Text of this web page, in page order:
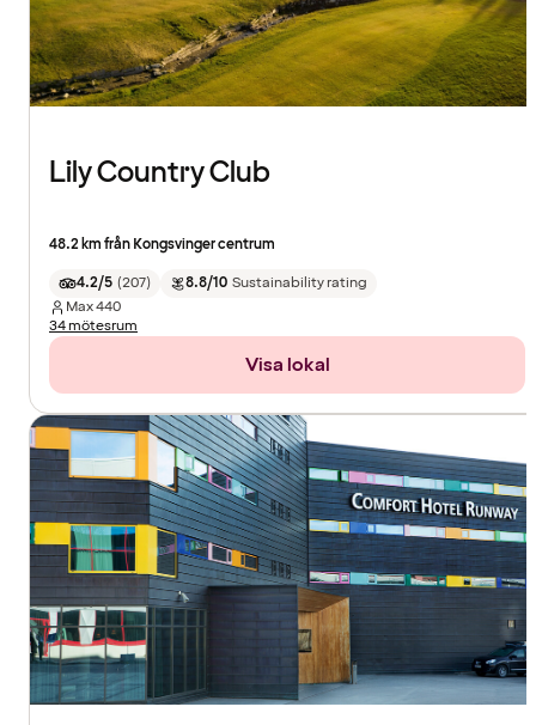
Lily Country Club
48.2 km från Kongsvinger centrum
4.2/5 (207) 8.8/10 Sustainability rating
Max440
34 mötesrum
Visa lokal